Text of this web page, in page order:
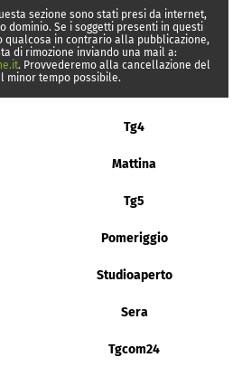
sezione sono stati presi da internet,
dominio. Se i soggetti presenti in questi
qualcosa in contrario alla pubblicazione,
di rimozione inviando una mail a:
. Provvederemo alla cancellazione del
minor tempo possibile.
Tg4
Mattina
Tg5
Pomeriggio
Studioaperto
Sera
Tgcom24